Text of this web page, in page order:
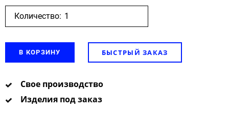
Количество:
В КОРЗИНУ БЫСТРЫЙ ЗАКАЗ
Свое производство
Изделия под заказ